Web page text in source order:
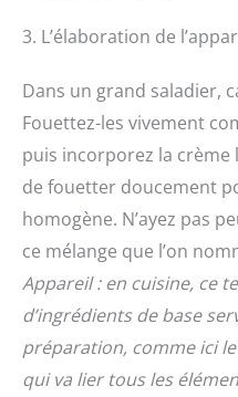
3. L’élaboration de
Dans un grand saladier,
Fouettez-les vivement
puis incorporez la crème
de fouetter doucement
homogène. N’ayez pas
ce mélange que l’on
Appareil : en cuisine, ce
d’ingrédients de base
préparation, comme ici
qui va lier tous les